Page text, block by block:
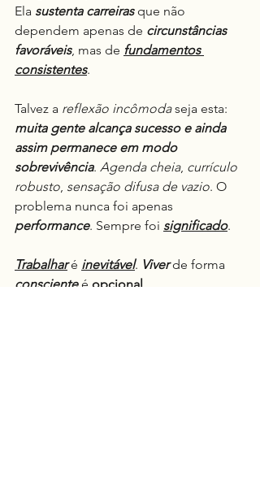
Ela sustenta carreiras que não
dependem apenas de circunstâncias
favoráveis, mas de fundamentos
consistentes.
Talvez a reflexão incômoda seja esta:
muita gente alcança sucesso e ainda
assim permanece em modo
sobrevivência. Agenda cheia, currículo
robusto, sensação difusa de vazio. O
problema nunca foi apenas
performance. Sempre foi significado.
Trabalhar é inevitável. Viver de forma
consciente é opcional